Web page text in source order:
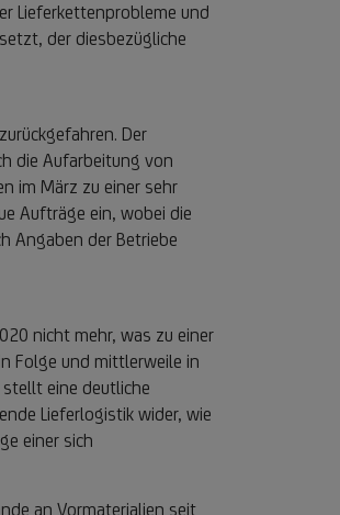
Lieferkettenprobleme und
der diesbezügliche
Der
die Aufarbeitung von
im März zu einer sehr
Aufträge ein, wobei die
Angaben der Betriebe
nicht mehr, was zu einer
Folge und mittlerweile in
eine deutliche
Lieferlogistik wider, wie
einer sich
an Vormaterialien seit